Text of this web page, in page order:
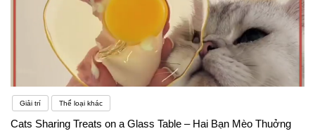
Giải trí Thể loại khác
Cats Sharing Treats on a Glass Table – Hai Bạn Mèo Thuởng